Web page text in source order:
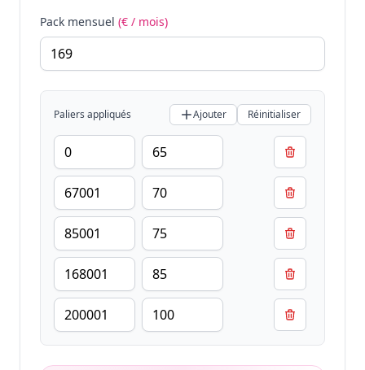
Pack mensuel (€ / mois)
Paliers appliqués Ajouter Réinitialiser